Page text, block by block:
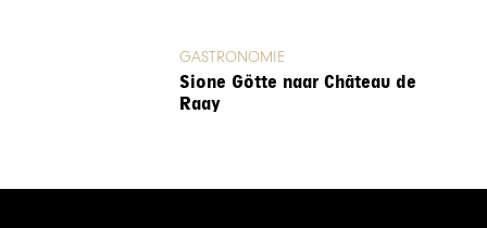
GASTRONOMIE
Sione Götte naar Château de
Raay